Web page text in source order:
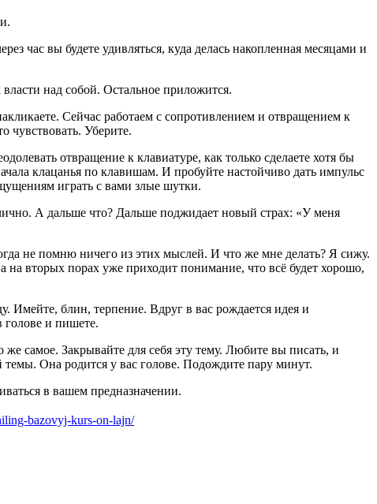
час вы будете удивляться, куда делась накопленная месяцами и
над собой. Остальное приложится.
Сейчас работаем с сопротивлением и отвращением к
чувствовать. Уберите.
отвращение к клавиатуре, как только сделаете хотя бы
клацанья по клавишам. И пробуйте настойчиво дать импульс
играть с вами злые шутки.
А дальше что? Дальше поджидает новый страх: «У меня
не помню ничего из этих мыслей. И что же мне делать? Я сижу.
на вторых порах уже приходит понимание, что всё будет хорошо,
блин, терпение. Вдруг в вас рождается идея и
голове и пишете.
самое. Закрывайте для себя эту тему. Любите вы писать, и
Она родится у вас голове. Подождите пару минут.
в вашем предназначении.
bazovyj-kurs-on-lajn/